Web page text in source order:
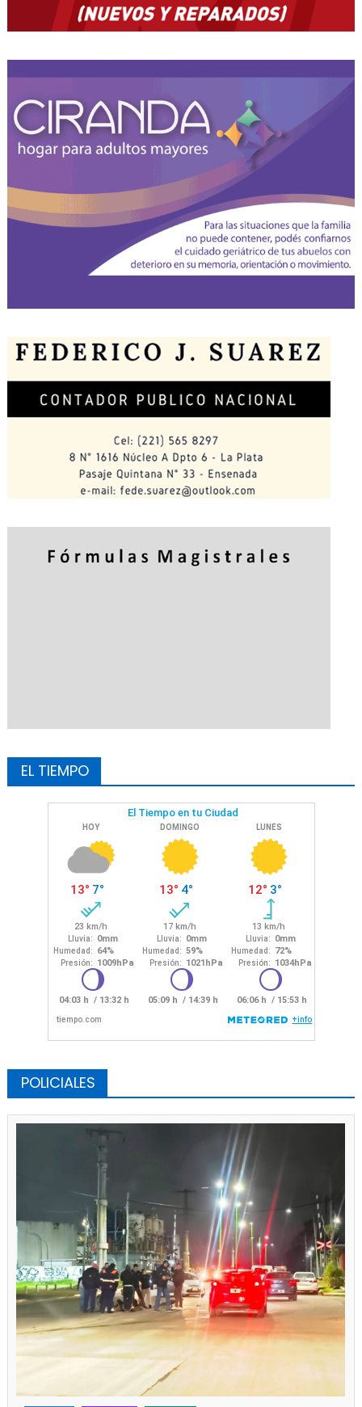
EL TIEMPO
POLICIALES